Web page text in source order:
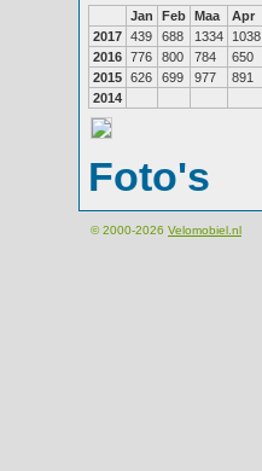
Jan Feb Maa Apr
2017 439 688 1334 1038
2016 776 800 784 650
2015 626 699 977 891
2014
Foto's
© 2000-2026 Velomobiel.nl